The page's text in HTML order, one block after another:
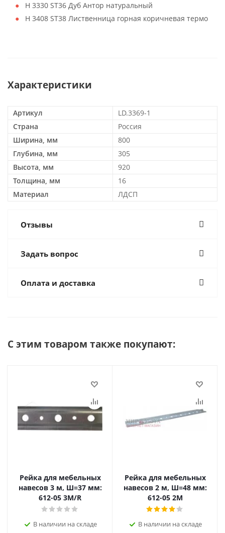
H 3330 ST36 Дуб Антор натуральный
H 3408 ST38 Лиственница горная коричневая термо
Характеристики
Артикул
LD.3369-1
Страна
Россия
Ширина, мм
800
Глубина, мм
305
Высота, мм
920
Толщина, мм
16
Материал
ЛДСП
Отзывы
Задать вопрос
Оплата и доставка
С этим товаром также покупают:
Рейка для мебельных
навесов 3 м, Ш=37 мм:
612-05 3M/R
В наличии на складе
Рейка для мебельных
навесов 2 м, Ш=48 мм:
612-05 2M
В наличии на складе